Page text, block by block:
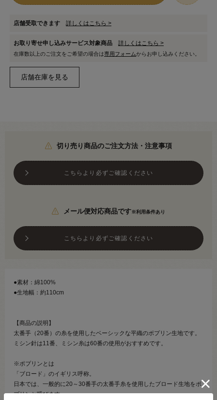
店舗受取できます 詳しくはこちら >
お取り寄せ申し込みサービス対象商品 詳しくはこちら >
在庫数以上のご注文をご希望の場合は専用フォームからお申し込みください。
切り売り商品のご注文方法・注意事項
こちらより必ずご確認ください
メール便対応商品です※利用条件あり
こちらより必ずご確認ください
●素材：綿100%
●生地幅：約110cm
【商品の説明】
太番手（20番）の糸を使用したベーシックな平織のポプリン生地です。
ミシン針は11番、ミシン糸は60番の使用がおすすめです。
※ポプリンとは
「ブロード」のイギリス呼称。
日本では、一般的に20～30番手の太番手糸を使用したブロード生地をポ
プリンと呼びます。